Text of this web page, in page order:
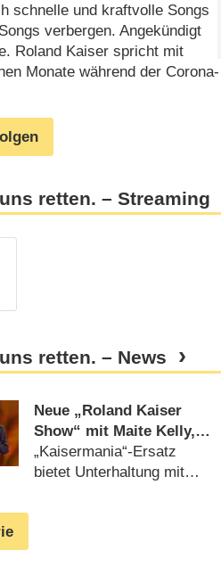
schnelle und kraftvolle Songs
verbergen. Angekündigt
Roland Kaiser spricht mit
Monate während der Corona-
retten. – Streaming
retten. – News
Neue „Roland Kaiser
Show“ mit Maite Kelly,
Max Raabe, Götz
Alsmann und vielen
„Kaisermania“-Ersatz
bietet Unterhaltung mit